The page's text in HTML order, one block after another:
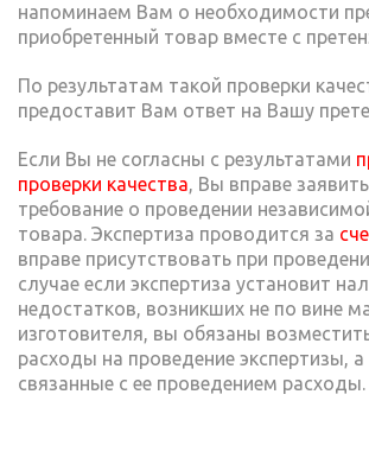
напоминаем Вам о необходимости
приобретенный товар вместе с
По результатам такой проверки
предоставит Вам ответ на Вашу
Если Вы не согласны с результатами п
проверки качества, Вы вправе
требование о проведении
товара. Экспертиза проводится за
вправе присутствовать при
случае если экспертиза установит
недостатков, возникших не по вине
изготовителя, вы обязаны
расходы на проведение экспертизы,
связанные с ее проведением расходы.